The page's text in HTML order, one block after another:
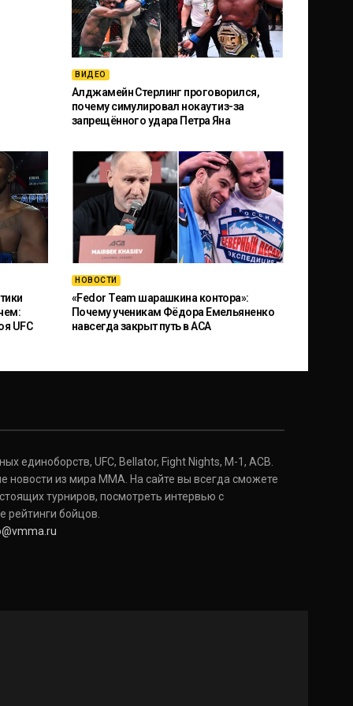
ВИДЕО
Алджамейн Стерлинг проговорился,
почему симулировал нокаут из-за
запрещённого удара Петра Яна
UFC
НОВОСТИ
«Fedor Team шарашкина контора»:
Почему ученикам Фёдора Емельяненко
навсегда закрыт путь в ACA
единоборств, UFC, Bellator, Fight Nights, M-1, ACB.
новости из мира ММА. На сайте вы всегда сможете
турниров, посмотреть интервью с
бойцов.